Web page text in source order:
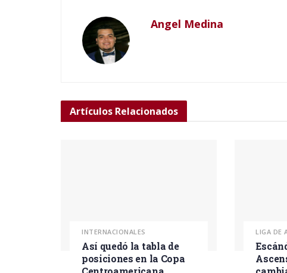
Angel Medina
Artículos Relacionados
INTERNACIONALES
Así quedó la tabla de
posiciones en la Copa
LIGA DE